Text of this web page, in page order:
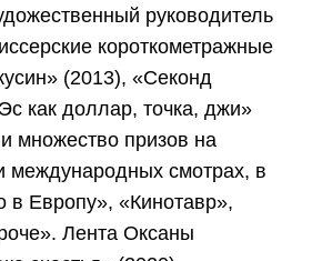
руководитель
короткометражные
(2013), «Секонд
как доллар, точка, джи»
множество призов на
международных смотрах, в
в Европу», «Кинотавр»,
Лента Оксаны